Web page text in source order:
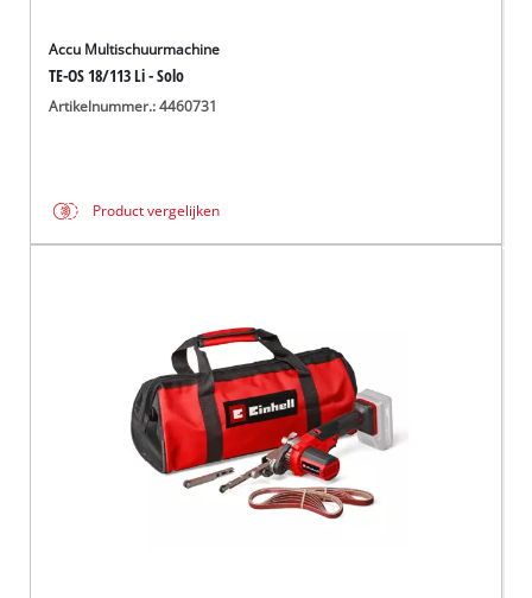
Accu Multischuurmachine
TE-OS 18/113 Li - Solo
Artikelnummer.: 4460731
Product vergelijken